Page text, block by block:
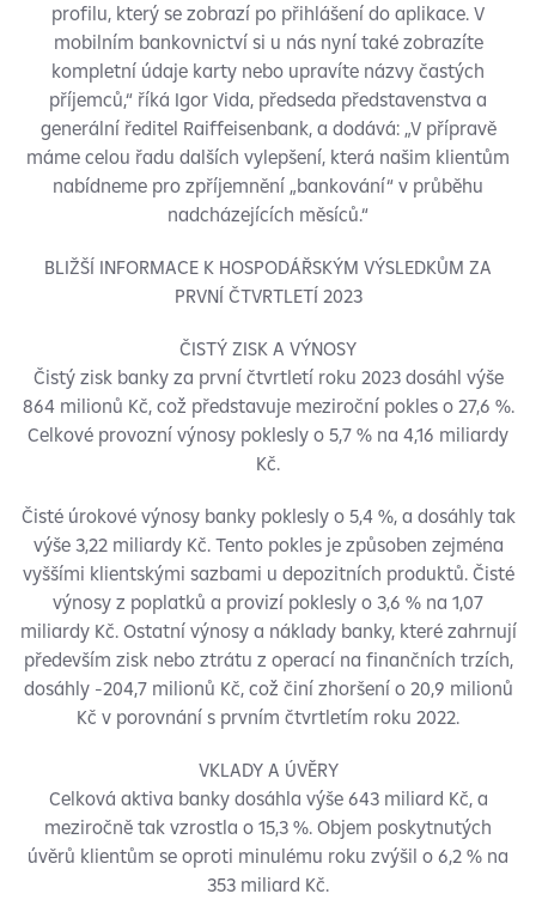
profilu, který se zobrazí po přihlášení do aplikace. V
mobilním bankovnictví si u nás nyní také zobrazíte
kompletní údaje karty nebo upravíte názvy častých
příjemců,“ říká Igor Vida, předseda představenstva a
generální ředitel Raiffeisenbank, a dodává: „V přípravě
máme celou řadu dalších vylepšení, která našim klientům
nabídneme pro zpříjemnění „bankování“ v průběhu
nadcházejících měsíců.“
BLIŽŠÍ INFORMACE K HOSPODÁŘSKÝM VÝSLEDKŮM ZA
PRVNÍ ČTVRTLETÍ 2023
ČISTÝ ZISK A VÝNOSY
Čistý zisk banky za první čtvrtletí roku 2023 dosáhl výše
864 milionů Kč, což představuje meziroční pokles o 27,6 %.
Celkové provozní výnosy poklesly o 5,7 % na 4,16 miliardy
Kč.
Čisté úrokové výnosy banky poklesly o 5,4 %, a dosáhly tak
výše 3,22 miliardy Kč. Tento pokles je způsoben zejména
vyššími klientskými sazbami u depozitních produktů. Čisté
výnosy z poplatků a provizí poklesly o 3,6 % na 1,07
miliardy Kč. Ostatní výnosy a náklady banky, které zahrnují
především zisk nebo ztrátu z operací na finančních trzích,
dosáhly -204,7 milionů Kč, což činí zhoršení o 20,9 milionů
Kč v porovnání s prvním čtvrtletím roku 2022.
VKLADY A ÚVĚRY
Celková aktiva banky dosáhla výše 643 miliard Kč, a
meziročně tak vzrostla o 15,3 %. Objem poskytnutých
úvěrů klientům se oproti minulému roku zvýšil o 6,2 % na
353 miliard Kč.